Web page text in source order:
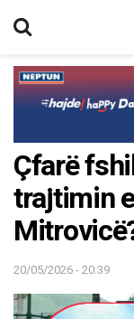
Çfarë
trajtimin
20/05/2026 - 20:39